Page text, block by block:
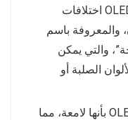
قد تظهر لوحات OLED اختلافات
والمعروفة باسم
والتي يمكن
الصلبة أو
تتميز لوحات OLED بأنها لامعة، مما